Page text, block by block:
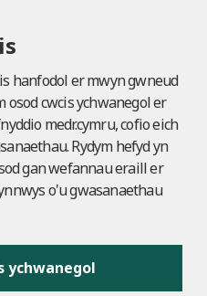
hanfodol er mwyn gwneud
cwcis ychwanegol er
medr.cymru, cofio eich
Rydym hefyd yn
gan wefannau eraill er
o'u gwasanaethau
ychwanegol